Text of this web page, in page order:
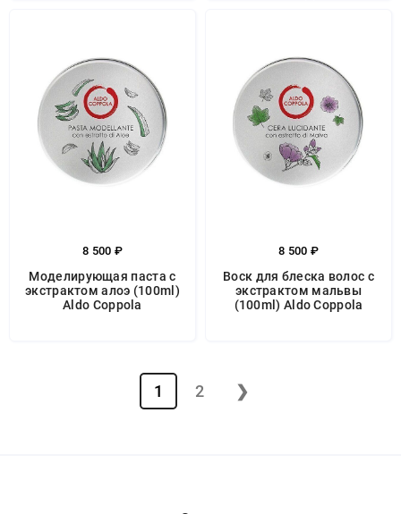
8 500 ₽
Моделирующая паста с
экстрактом алоэ (100ml)
Aldo Coppola
8 500 ₽
Воск для блеска волос с
экстрактом мальвы
(100ml) Aldo Coppola
1 2 ❯